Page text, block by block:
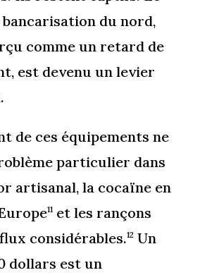
du nord,
comme un retard de
est devenu un levier
de ces équipements ne
particulier dans
artisanal, la cocaïne en
11 et les rançons
considérables.12 Un
dollars est un